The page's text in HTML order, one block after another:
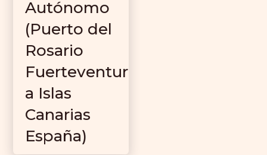
Autónomo
(Puerto del
Rosario
Fuerteventur
a Islas
Canarias
España)